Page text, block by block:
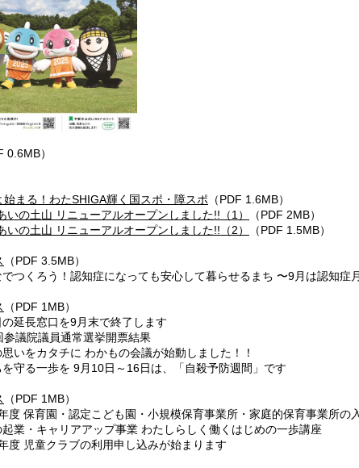
0.6MB）
始まる！わたSHIGA輝く国スポ・障スポ （PDF 1.6MB）
いの土山 リニューアルオープンしました!!（1）
（PDF 2MB）
いの土山 リニューアルオープンしました!!（2）
（PDF 1.5MB）
（PDF 3.5MB）
つくろう！認知症になっても安心して暮らせるまち 〜9月は認知症
（PDF 1MB）
延長窓口を9月末で終了します
議院議員通常選挙開票結果
いをカタチに わかもの会議が始動しました！！
守る一歩を 9月10日～16日は、「自殺予防週間」です
（PDF 1MB）
度 保育園・認定こども園・小規模保育事業所・家庭的保育事業所の
業・キャリアアップ事業 わたしらしく働くはじめの一歩講座
度 児童クラブの利用申し込みが始まります